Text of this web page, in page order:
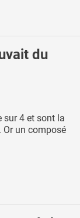
du
sur 4 et sont la
Or un composé